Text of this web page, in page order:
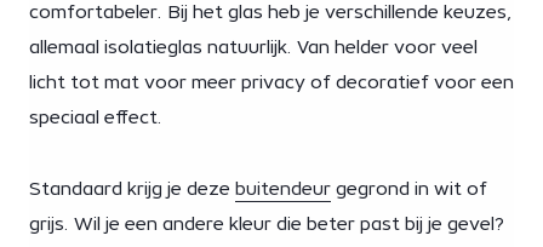
comfortabeler. Bij het glas heb je verschillende keuzes,
allemaal isolatieglas natuurlijk. Van helder voor veel
licht tot mat voor meer privacy of decoratief voor een
speciaal effect.
Standaard krijg je deze buitendeur gegrond in wit of
grijs. Wil je een andere kleur die beter past bij je gevel?